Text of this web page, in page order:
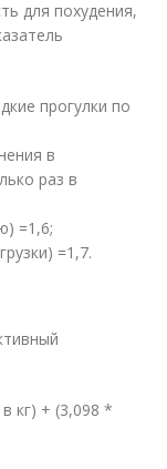
для похудения,
прогулки по
в
раз в
=1,6;
=1,7.
кг) + (3,098 *